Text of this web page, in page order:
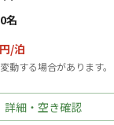
名
円/泊
動する場合があります。
詳細・空き確認